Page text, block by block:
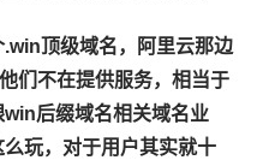
顶级域名，阿里云那边
们不在提供服务，相当于
后缀域名相关域名业
玩，对于用户其实就十